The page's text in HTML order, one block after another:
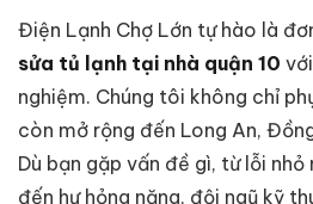
Điện Lạnh Chợ Lớn tự hào là
sửa tủ lạnh tại nhà quận 10
nghiệm. Chúng tôi không chỉ
còn mở rộng đến Long An,
Dù bạn gặp vấn đề gì, từ lỗi
đến hư hỏng nặng, đội ngũ kỹ